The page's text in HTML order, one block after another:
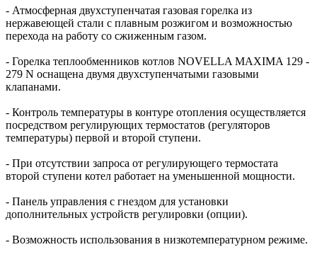
- Атмосферная двухступенчатая газовая горелка из
нержавеющей стали с плавным розжигом и возможностью
перехода на работу со сжиженным газом.
- Горелка теплообменников котлов NOVELLA MAXIMA 129 -
279 N оснащена двумя двухступенчатыми газовыми
клапанами.
- Контроль температуры в контуре отопления осуществляется
посредством регулирующих термостатов (регуляторов
температуры) первой и второй ступени.
- При отсутствии запроса от регулирующего термостата
второй ступени котел работает на уменьшенной мощности.
- Панель управления с гнездом для установки
дополнительных устройств регулировки (опции).
- Возможность использования в низкотемпературном режиме.